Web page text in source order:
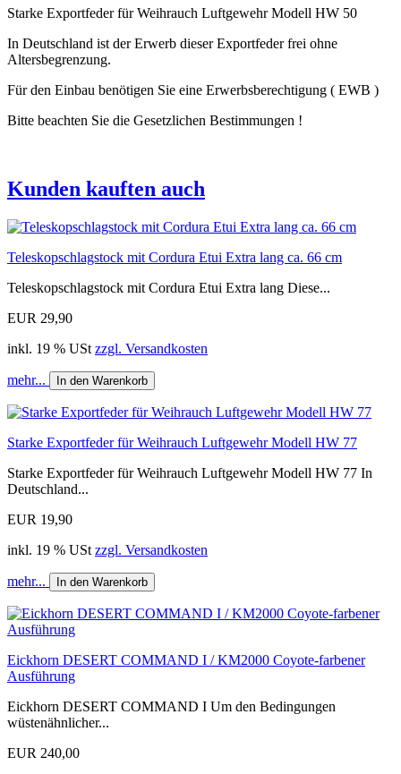
Starke Exportfeder für Weihrauch Luftgewehr Modell HW 50
In Deutschland ist der Erwerb dieser Exportfeder frei ohne
Altersbegrenzung.
Für den Einbau benötigen Sie eine Erwerbsberechtigung ( EWB )
Bitte beachten Sie die Gesetzlichen Bestimmungen !
Kunden kauften auch
Teleskopschlagstock mit Cordura Etui Extra lang ca. 66 cm
Teleskopschlagstock mit Cordura Etui Extra lang Diese...
EUR 29,90
inkl. 19 % USt zzgl. Versandkosten
mehr... In den Warenkorb
Starke Exportfeder für Weihrauch Luftgewehr Modell HW 77
Starke Exportfeder für Weihrauch Luftgewehr Modell HW 77 In
Deutschland...
EUR 19,90
inkl. 19 % USt zzgl. Versandkosten
mehr... In den Warenkorb
Eickhorn DESERT COMMAND I / KM2000 Coyote-farbener
Ausführung
Eickhorn DESERT COMMAND I Um den Bedingungen
wüstenähnlicher...
EUR 240,00